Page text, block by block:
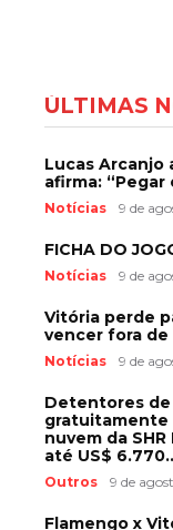
ÚLTIMAS
Lucas Arcanjo
afirma:
Notícias 9 de
FICHA DO
Notícias 9 de
Vitória perde
vencer fora de
Notícias 9 de
Detentores de
gratuitamente
nuvem da
até US$
Outros 9 de
Flamengo x